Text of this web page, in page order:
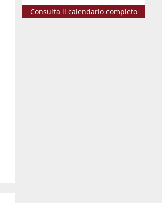
Consulta il calendario completo